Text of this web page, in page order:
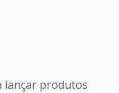
lançar produtos